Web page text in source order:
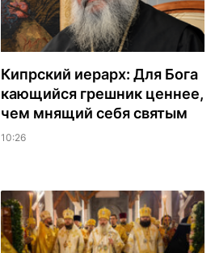
Кипрский иерарх: Для Бога
кающийся грешник ценнее,
чем мнящий себя святым
10:26